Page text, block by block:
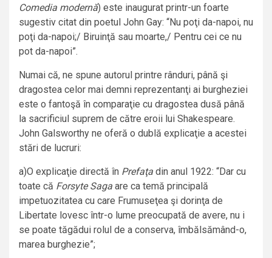
Comedia modernă) este inaugurat printr-un foarte
sugestiv citat din poetul John Gay: “Nu poţi da-napoi, nu
poţi da-napoi;/ Biruinţă sau moarte,/ Pentru cei ce nu
pot da-napoi”.
Numai că, ne spune autorul printre rânduri, până şi
dragostea celor mai demni reprezentanţi ai burgheziei
este o fantoşă în comparaţie cu dragostea dusă până
la sacrificiul suprem de către eroii lui Shakespeare.
John Galsworthy ne oferă o dublă explicaţie a acestei
stări de lucruri:
a)O explicaţie directă în Prefaţa din anul 1922: “Dar cu
toate că Forsyte Saga are ca temă principală
impetuozitatea cu care Frumuseţea şi dorinţa de
Libertate lovesc într-o lume preocupată de avere, nu i
se poate tăgădui rolul de a conserva, îmbălsămând-o,
marea burghezie”;